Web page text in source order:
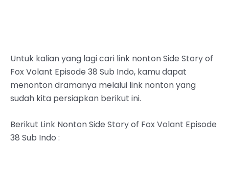
Untuk kalian yang lagi cari link nonton Side Story of
Fox Volant Episode 38 Sub Indo, kamu dapat
menonton dramanya melalui link nonton yang
sudah kita persiapkan berikut ini.
Berikut Link Nonton Side Story of Fox Volant Episode
38 Sub Indo :